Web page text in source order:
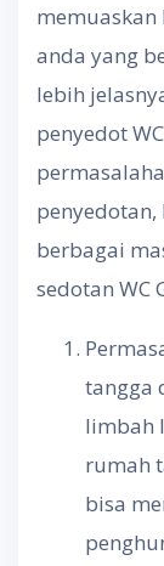
anda yang
lebih
penyedot
berbagai
sedotan WC
tangga
limbah
rumah
bisa